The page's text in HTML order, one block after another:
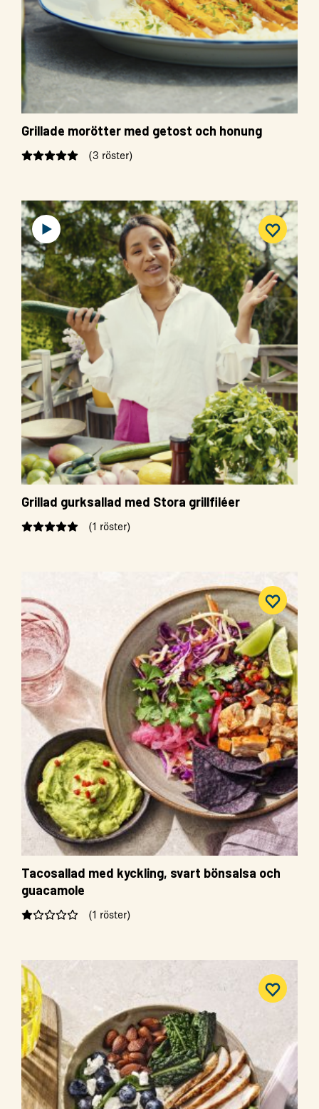
Grillade morötter med getost och honung
(3 röster)
Grillad gurksallad med Stora grillfiléer
(1 röster)
Tacosallad med kyckling, svart bönsalsa och
guacamole
(1 röster)